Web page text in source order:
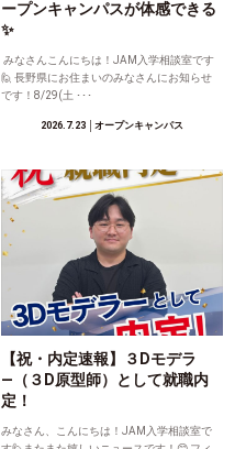
ープンキャンパスが体感できる
✨
みなさんこんにちは！JAM入学相談室です
🙋 長野県にお住まいのみなさんにお知らせ
です！8/29(土 ･･･
2026.7.23 │オープンキャンパス
【祝・内定速報】３Dモデラ
―（３D原型師）として就職内
定！
みなさん、こんにちは！JAM入学相談室で